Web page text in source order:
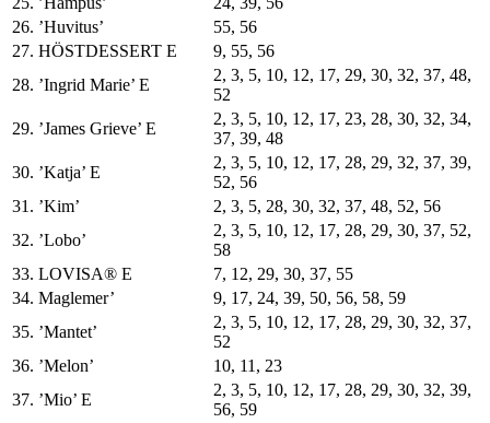
26. ’Huvitus’
55, 56
27. HÖSTDESSERT E
9, 55, 56
28. ’Ingrid Marie’ E
2, 3, 5, 10, 12, 17, 29, 30, 32, 37, 48,
52
29. ’James Grieve’ E
2, 3, 5, 10, 12, 17, 23, 28, 30, 32, 34,
37, 39, 48
30. ’Katja’ E
2, 3, 5, 10, 12, 17, 28, 29, 32, 37, 39,
52, 56
31. ’Kim’
2, 3, 5, 28, 30, 32, 37, 48, 52, 56
32. ’Lobo’
2, 3, 5, 10, 12, 17, 28, 29, 30, 37, 52,
58
33. LOVISA® E
7, 12, 29, 30, 37, 55
34. Maglemer’
9, 17, 24, 39, 50, 56, 58, 59
35. ’Mantet’
2, 3, 5, 10, 12, 17, 28, 29, 30, 32, 37,
52
36. ’Melon’
10, 11, 23
37. ’Mio’ E
2, 3, 5, 10, 12, 17, 28, 29, 30, 32, 39,
56, 59